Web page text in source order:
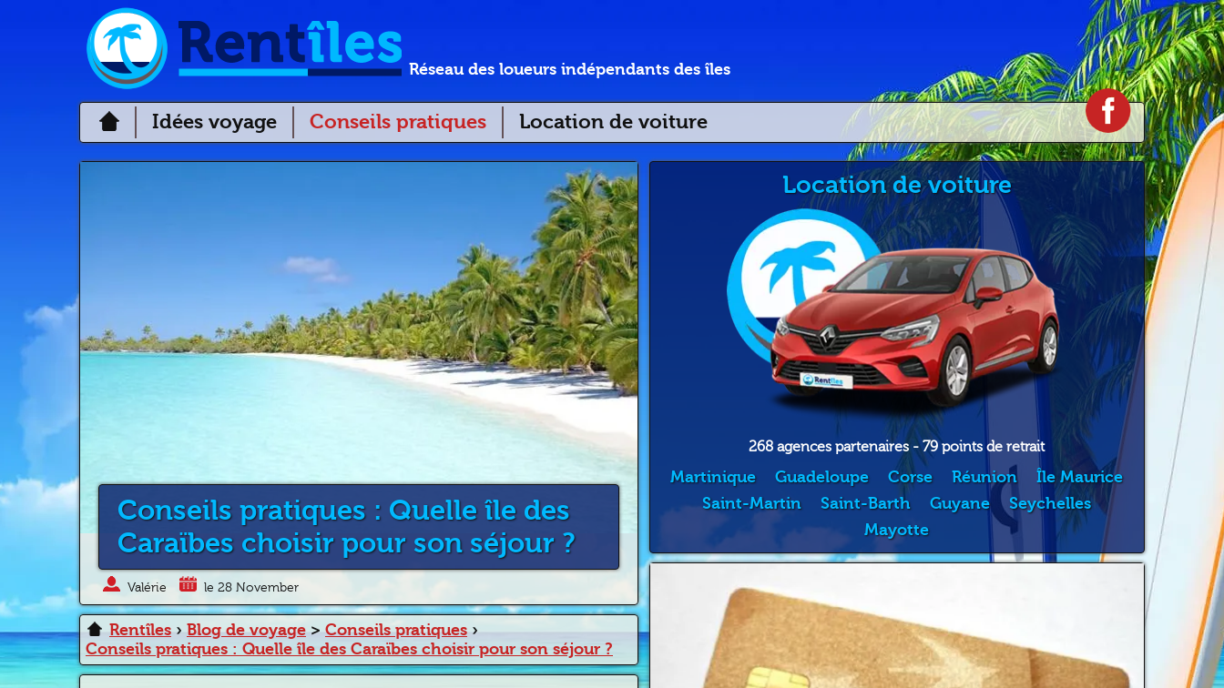
Réseau des loueurs indépendants des îles
Idées voyage Conseils pratiques Location de voiture
Conseils pratiques : Quelle île des
Caraïbes choisir pour son séjour ?
Valérie le 28 November
Rentîles › Blog de voyage> Conseils pratiques ›
Conseils pratiques : Quelle île des Caraïbes choisir pour son séjour ?
Location de voiture
268 agences partenaires - 79 points de retrait
Martinique Guadeloupe Corse Réunion
Île Maurice
Saint-Martin
Saint-Barth Guyane
Seychelles
Mayotte